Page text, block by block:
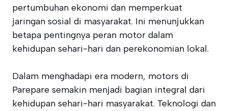
pertumbuhan ekonomi dan memperkuat
jaringan sosial di masyarakat. Ini menunjukkan
betapa pentingnya peran motor dalam
kehidupan sehari-hari dan perekonomian lokal.
Dalam menghadapi era modern, motors di
Parepare semakin menjadi bagian integral dari
kehidupan sehari-hari masyarakat. Teknologi dan